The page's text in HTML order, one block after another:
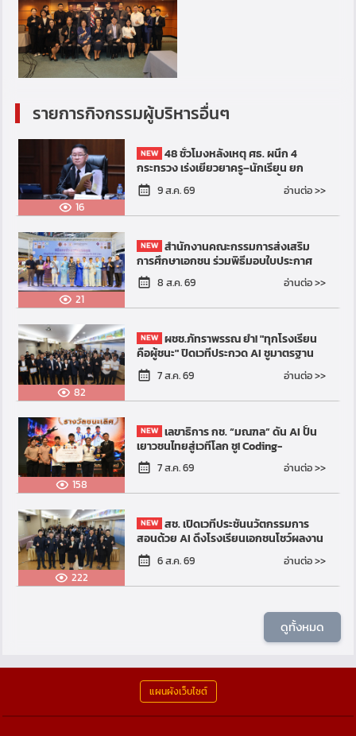
รายการกิจกรรมผู้บริหารอื่นๆ
16
48 ชั่วโมงหลังเหตุ ศธ. ผนึก 4
กระทรวง เร่งเยียวยาครู–นักเรียน ยก
ระดับมาตรการเข้ม ป้องกันเหตุซ้ำ–ยก
เครื่องความปลอดภัยสถาน...
9 ส.ค. 69 อ่านต่อ >>
21
สำนักงานคณะกรรมการส่งเสริม
การศึกษาเอกชน ร่วมพิธีมอบใบประกาศ
เกียรติคุณ “เทิดพระคุณแม่ และยกย่องลูก
กตัญญู ประจำปี 2569” เพ...
8 ส.ค. 69 อ่านต่อ >>
82
ผชช.ภัทราพรรณ ย้ำ! "ทุกโรงเรียน
คือผู้ชนะ" ปิดเวทีประกวด AI ชูมาตรฐาน
สากล ดันครูเอกชนสร้างห้องเรียนแห่ง
อนาคต7 ส.ค. 69 อ่านต่อ >>
158
เลขาธิการ กช. “มณฑล” ดัน AI ปั้น
เยาวชนไทยสู่เวทีโลก ชู! Coding-
Robotics คือทักษะแห่งอนาคต
7 ส.ค. 69 อ่านต่อ >>
222
สช. เปิดเวทีประชันนวัตกรรมการ
สอนด้วย AI ดึงโรงเรียนเอกชนโชว์ผลงาน
ครูต้นแบบ ยกระดับห้องเรียนไทยสู่อนาคต
อย่างสร้างสรรค์และ...
6 ส.ค. 69 อ่านต่อ >>
ดูทั้งหมด
แผนผังเว็บไซต์